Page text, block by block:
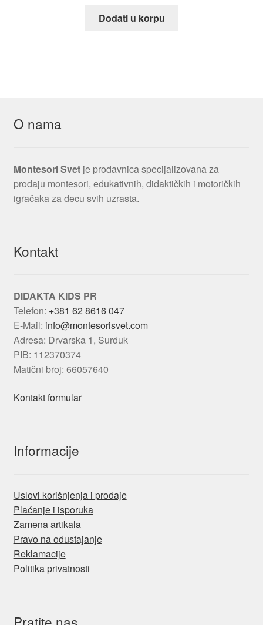
Dodati u korpu
O nama
Montesori Svet je prodavnica specijalizovana za
prodaju montesori, edukativnih, didaktičkih i motoričkih
igračaka za decu svih uzrasta.
Kontakt
DIDAKTA KIDS PR
Telefon: +381 62 8616 047
E-Mail: info@montesorisvet.com
Adresa: Drvarska 1, Surduk
PIB: 112370374
Matični broj: 66057640
Kontakt formular
Informacije
Uslovi korišnjenja i prodaje
Plaćanje i isporuka
Zamena artikala
Pravo na odustajanje
Reklamacije
Politika privatnosti